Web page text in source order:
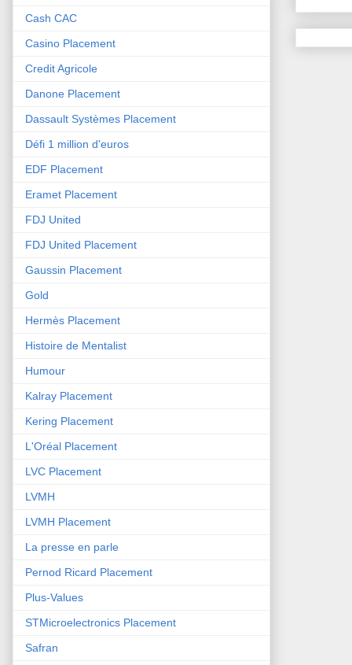
Cash CAC
Casino Placement
Credit Agricole
Danone Placement
Dassault Systèmes Placement
Défi 1 million d'euros
EDF Placement
Eramet Placement
FDJ United
FDJ United Placement
Gaussin Placement
Gold
Hermès Placement
Histoire de Mentalist
Humour
Kalray Placement
Kering Placement
L'Oréal Placement
LVC Placement
LVMH
LVMH Placement
La presse en parle
Pernod Ricard Placement
Plus-Values
STMicroelectronics Placement
Safran